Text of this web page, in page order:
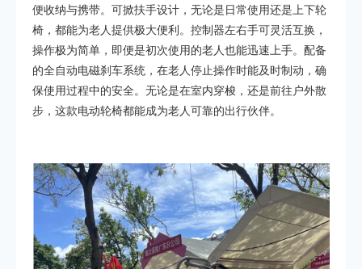
便收纳与携带。可掀扶手设计，无论是日常使用还是上下轮
椅，都能为老人提供极大便利。控制器左右手可灵活互换，
操作极为简单，即便是初次使用的老人也能迅速上手。配备
的全自动电磁刹车系统，在老人停止操作时能及时制动，确
保使用过程中的安全。无论是在室内穿梭，还是前往户外散
步，这款电动轮椅都能成为老人可靠的出行伙伴。